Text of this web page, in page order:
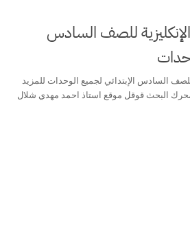
للصف السادس
للصف السادس الإبتدائي لجميع الوحدات للمزيد
البحث قوقل موقع استاذ احمد مهدي شلال